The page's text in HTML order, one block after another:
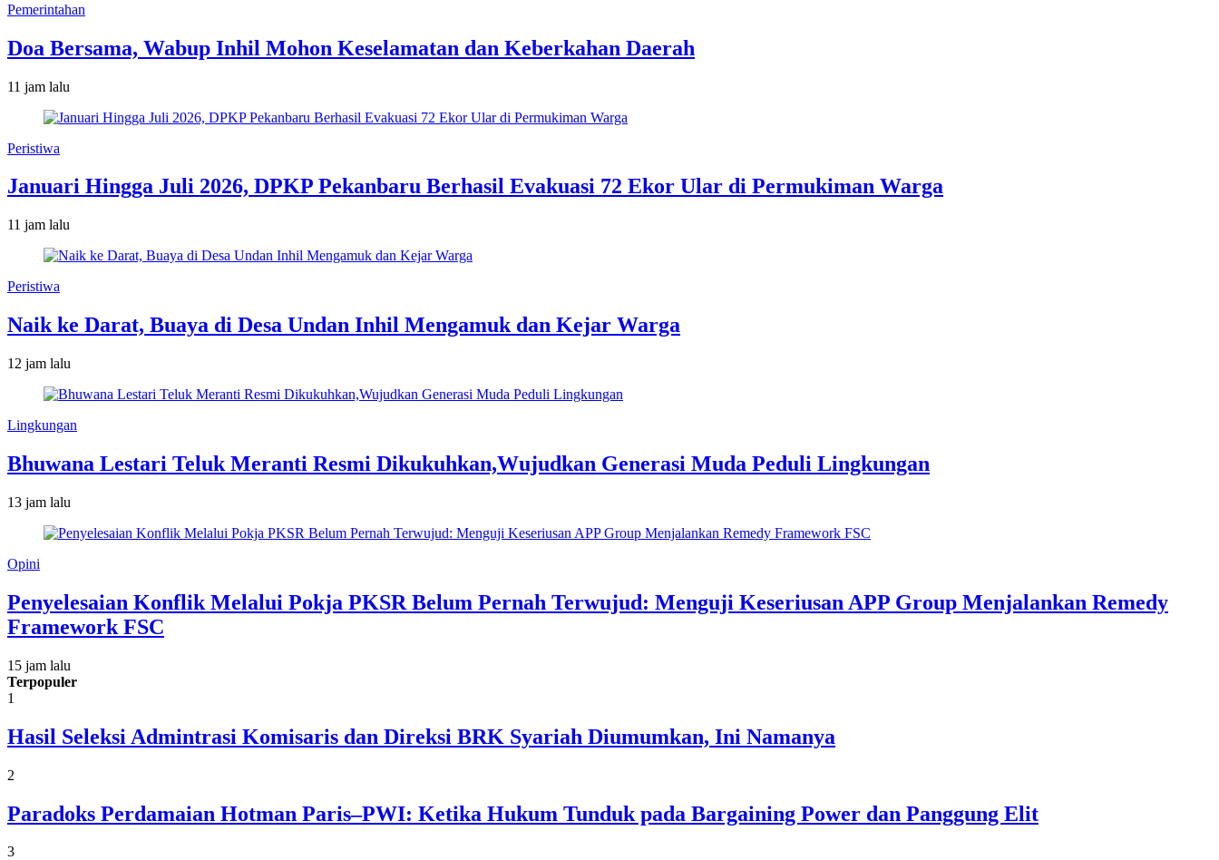
Pemerintahan
Doa Bersama, Wabup Inhil Mohon Keselamatan dan Keberkahan Daerah
11 jam lalu
Peristiwa
Januari Hingga Juli 2026, DPKP Pekanbaru Berhasil Evakuasi 72 Ekor Ular di Permukiman Warga
11 jam lalu
Peristiwa
Naik ke Darat, Buaya di Desa Undan Inhil Mengamuk dan Kejar Warga
12 jam lalu
Lingkungan
Bhuwana Lestari Teluk Meranti Resmi Dikukuhkan,Wujudkan Generasi Muda Peduli Lingkungan
13 jam lalu
Opini
Penyelesaian Konflik Melalui Pokja PKSR Belum Pernah Terwujud: Menguji Keseriusan APP Group Menjalankan Remedy
Framework FSC
15 jam lalu
Terpopuler
1
Hasil Seleksi Admintrasi Komisaris dan Direksi BRK Syariah Diumumkan, Ini Namanya
2
Paradoks Perdamaian Hotman Paris–PWI: Ketika Hukum Tunduk pada Bargaining Power dan Panggung Elit
3